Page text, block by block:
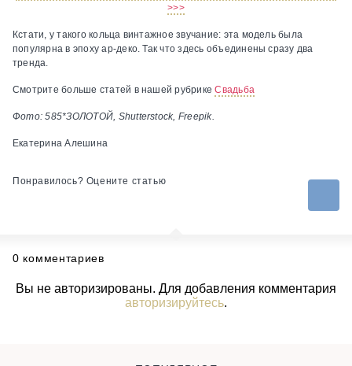
>>>
Кстати, у такого кольца винтажное звучание: эта модель была
популярна в эпоху ар-деко. Так что здесь объединены сразу два
тренда.
Смотрите больше статей в нашей рубрикеСвадьба
Фото: 585*ЗОЛОТОЙ, Shutterstock, Freepik.
Екатерина Алешина
Понравилось? Оцените статью
0 комментариев
Вы не авторизированы. Для добавления комментария
авторизируйтесь.